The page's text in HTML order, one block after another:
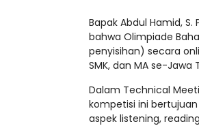
Bapak Abdul Hamid,
bahwa Olimpiade
penyisihan) secara
SMK, dan MA se-
Dalam Technical
kompetisi ini
aspek listening,